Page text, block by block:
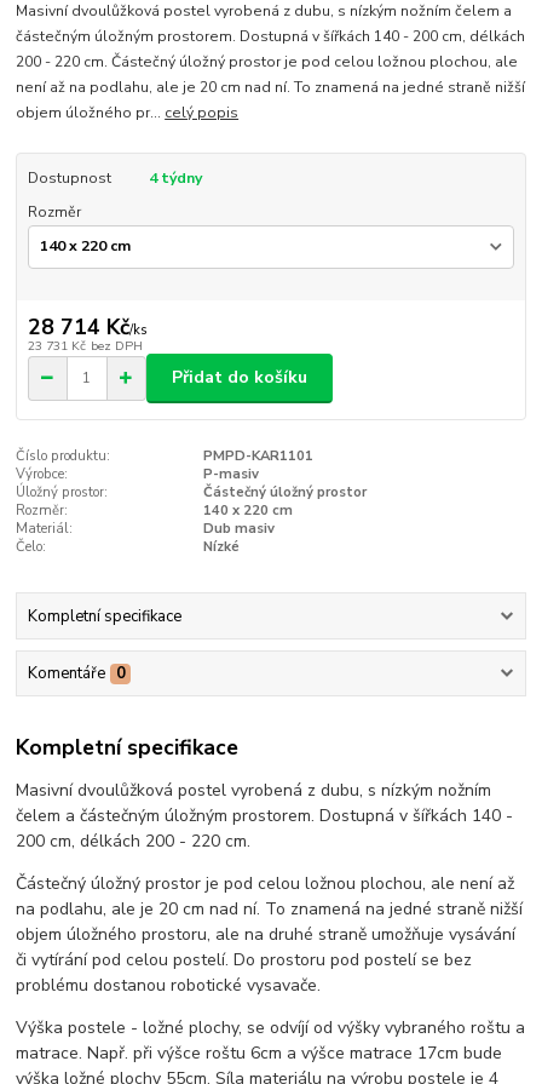
Masivní dvoulůžková postel vyrobená z dubu, s nízkým nožním čelem a
částečným úložným prostorem. Dostupná v šířkách 140 - 200 cm, délkách
200 - 220 cm. Částečný úložný prostor je pod celou ložnou plochou, ale
není až na podlahu, ale je 20 cm nad ní. To znamená na jedné straně nižší
objem úložného pr... celý popis
Dostupnost
4 týdny
Rozměr
28 714 Kč/ks
23 731 Kč bez DPH
Přidat do košíku
Číslo produktu:
PMPD-KAR1101
Výrobce:
P-masiv
Úložný prostor:
Částečný úložný prostor
Rozměr:
140 x 220 cm
Materiál:
Dub masiv
Čelo:
Nízké
Kompletní specifikace
Komentáře 0
Kompletní specifikace
Masivní dvoulůžková postel vyrobená z dubu, s nízkým nožním
čelem a částečným úložným prostorem. Dostupná v šířkách 140 -
200 cm, délkách 200 - 220 cm.
Částečný úložný prostor je pod celou ložnou plochou, ale není až
na podlahu, ale je 20 cm nad ní. To znamená na jedné straně nižší
objem úložného prostoru, ale na druhé straně umožňuje vysávání
či vytírání pod celou postelí. Do prostoru pod postelí se bez
problému dostanou robotické vysavače.
Výška postele - ložné plochy, se odvíjí od výšky vybraného roštu a
matrace. Např. při výšce roštu 6cm a výšce matrace 17cm bude
výška ložné plochy 55cm. Síla materiálu na výrobu postele je 4